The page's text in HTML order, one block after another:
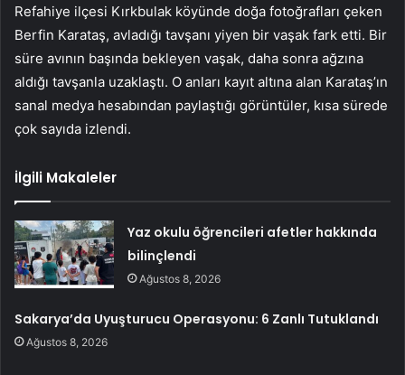
Refahiye ilçesi Kırkbulak köyünde doğa fotoğrafları çeken
Berfin Karataş, avladığı tavşanı yiyen bir vaşak fark etti. Bir
süre avının başında bekleyen vaşak, daha sonra ağzına
aldığı tavşanla uzaklaştı. O anları kayıt altına alan Karataş’ın
sanal medya hesabından paylaştığı görüntüler, kısa sürede
çok sayıda izlendi.
İlgili Makaleler
Yaz okulu öğrencileri afetler hakkında
bilinçlendi
Ağustos 8, 2026
Sakarya’da Uyuşturucu Operasyonu: 6 Zanlı Tutuklandı
Ağustos 8, 2026